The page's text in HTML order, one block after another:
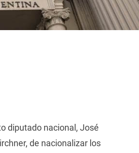
diputado nacional, José
de nacionalizar los